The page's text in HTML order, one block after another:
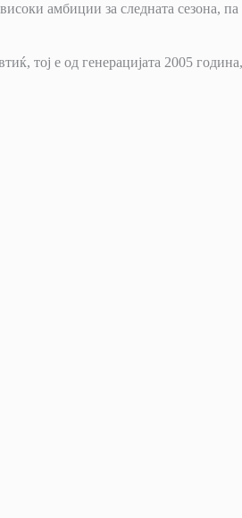
амбиции за следната сезона, па
тој е од генерацијата 2005